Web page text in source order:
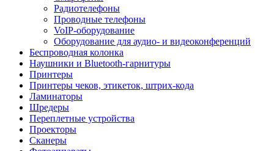
Радиотелефоны
Проводные телефоны
VoIP-оборудование
Оборудование для аудио- и видеоконференций
Беспроводная колонка
Наушники и Bluetooth-гарнитуры
Принтеры
Принтеры чеков, этикеток, штрих-кода
Ламинаторы
Шредеры
Переплетные устройства
Проекторы
Сканеры